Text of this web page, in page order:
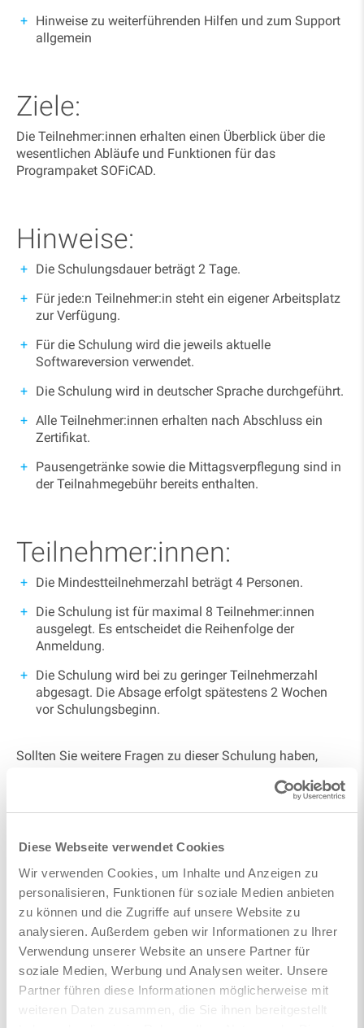
Diese Webseite verwendet Cookies
Wir verwenden Cookies, um Inhalte und Anzeigen zu
personalisieren, Funktionen für soziale Medien anbieten
zu können und die Zugriffe auf unsere Website zu
analysieren. Außerdem geben wir Informationen zu Ihrer
Verwendung unserer Website an unsere Partner für
soziale Medien, Werbung und Analysen weiter. Unsere
Partner führen diese Informationen möglicherweise mit
weiteren Daten zusammen, die Sie ihnen bereitgestellt
Hinweise zu weiterführenden Hilfen und zum Support
allgemein
Ziele:
Die Teilnehmer:innen erhalten einen Überblick über die
wesentlichen Abläufe und Funktionen für das
Programpaket SOFiCAD.
Hinweise:
Die Schulungsdauer beträgt 2 Tage.
Für jede:n Teilnehmer:in steht ein eigener Arbeitsplatz
zur Verfügung.
Für die Schulung wird die jeweils aktuelle
Softwareversion verwendet.
Die Schulung wird in deutscher Sprache durchgeführt.
Alle Teilnehmer:innen erhalten nach Abschluss ein
Zertifikat.
Pausengetränke sowie die Mittagsverpflegung sind in
der Teilnahmegebühr bereits enthalten.
Teilnehmer:innen:
Die Mindestteilnehmerzahl beträgt 4 Personen.
Die Schulung ist für maximal 8 Teilnehmer:innen
ausgelegt. Es entscheidet die Reihenfolge der
Anmeldung.
Die Schulung wird bei zu geringer Teilnehmerzahl
abgesagt. Die Absage erfolgt spätestens 2 Wochen
vor Schulungsbeginn.
Sollten Sie weitere Fragen zu dieser Schulung haben,
Events
alle Termine
Filtern nach Thematik: